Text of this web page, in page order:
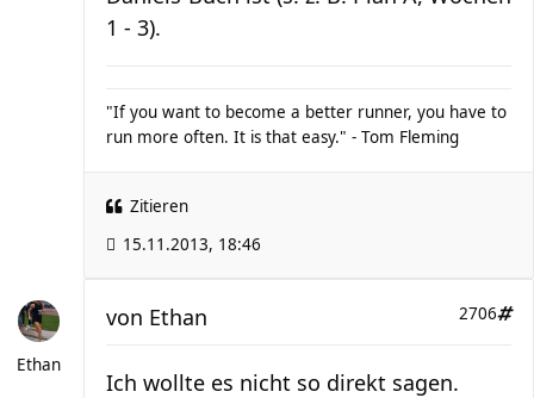
1 - 3).
"If you want to become a better runner, you have to
run more often. It is that easy." - Tom Fleming
Zitieren
15.11.2013, 18:46
Ethan
2706
von Ethan
Ich wollte es nicht so direkt sagen.